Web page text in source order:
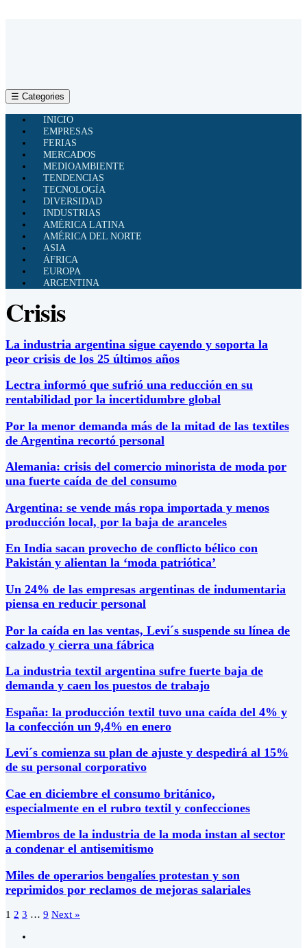
☰ Categories
INICIO
EMPRESAS
FERIAS
MERCADOS
MEDIOAMBIENTE
TENDENCIAS
TECNOLOGÍA
DIVERSIDAD
INDUSTRIAS
AMÉRICA LATINA
AMÉRICA DEL NORTE
ASIA
ÁFRICA
EUROPA
ARGENTINA
Crisis
La industria argentina sigue cayendo y soporta la
peor crisis de los 25 últimos años
Lectra informó que sufrió una reducción en su
rentabilidad por la incertidumbre global
Por la menor demanda más de la mitad de las textiles
de Argentina recortó personal
Alemania: crisis del comercio minorista de moda por
una fuerte caída de del consumo
Argentina: se vende más ropa importada y menos
producción local, por la baja de aranceles
En India sacan provecho de conflicto bélico con
Pakistán y alientan la ‘moda patriótica’
Un 24% de las empresas argentinas de indumentaria
piensa en reducir personal
Por la caída en las ventas, Levi´s suspende su línea de
calzado y cierra una fábrica
La industria textil argentina sufre fuerte baja de
demanda y caen los puestos de trabajo
España: la producción textil tuvo una caída del 4% y
la confección un 9,4% en enero
Levi´s comienza su plan de ajuste y despedirá al 15%
de su personal corporativo
Cae en diciembre el consumo británico,
especialmente en el rubro textil y confecciones
Miembros de la industria de la moda instan al sector
a condenar el antisemitismo
Miles de operarios bengalíes protestan y son
reprimidos por reclamos de mejoras salariales
1 2 3 … 9 Next »